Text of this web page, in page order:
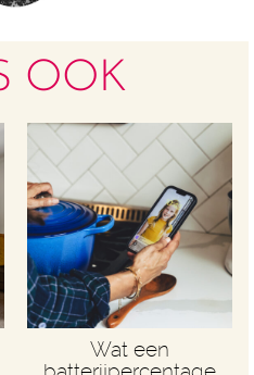
OOK
Wat een